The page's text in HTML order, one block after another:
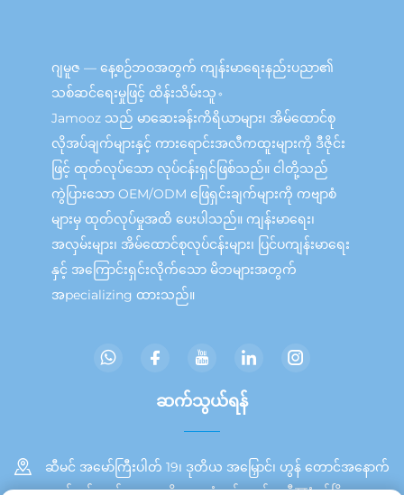
ဂျမူဇ — နေ့စဉ်ဘဝအတွက် ကျန်းမာရေးနည်းပညာ၏
သစ်ဆင်ရေးမှုဖြင့် ထိန်းသိမ်းသူ。
Jamooz သည် မာဆေးခန်းကိရိယာများ၊ အိမ်ထောင်စု
လိုအပ်ချက်များနှင့် ကားရောင်းအလီကထူးများကို ဒီဇိုင်း
ဖြင့် ထုတ်လုပ်သော လုပ်ငန်းရှင်ဖြစ်သည်။ ငါတို့သည်
ကွဲပြားသော OEM/ODM ဖြေရှင်းချက်များကို ကဗျာစံ
များမှ ထုတ်လုပ်မှုအထိ ပေးပါသည်။ ကျန်းမာရေး၊
အလှမ်းများ၊ အိမ်ထောင်စုလုပ်ငန်းများ၊ ပြင်ပကျန်းမာရေး
နှင့် အကြောင်းရှင်းလိုက်သော မိဘများအတွက်
အpecializing ထားသည်။
ဆက်သွယ်ရန်
ဆီမင် အမော်ကြီးပါတ် 19၊ ဒုတိယ အမြှောင်၊ ဟွန် တောင်အနောက်